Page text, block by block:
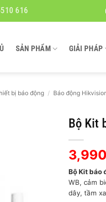
616
SẢN PHẨM GIẢI PHÁP
bị báo động / Báo động
Bộ Kit
Bộ Kit báo
WB, cảm
dây, tầm